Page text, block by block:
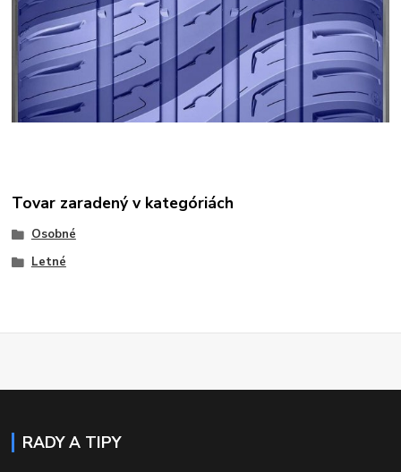
Tovar zaradený v kategóriách
Osobné
Letné
RADY A TIPY